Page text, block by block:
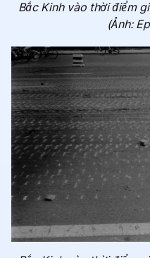
Bắc Kinh vào thời điểm
(Ảnh: